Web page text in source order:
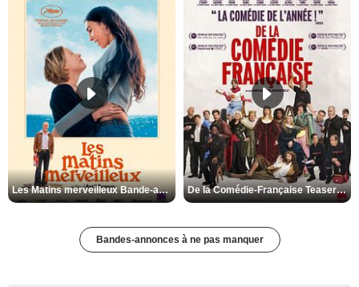
Les Matins merveilleux Bande-annonce VF De la Comédie-Française Teaser VF
Bandes-annonces à ne pas manquer